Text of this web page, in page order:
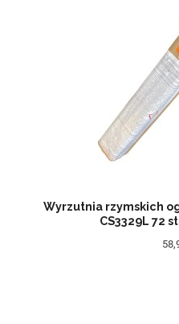
Wyrzutnia rzymskich
CS3329L 72